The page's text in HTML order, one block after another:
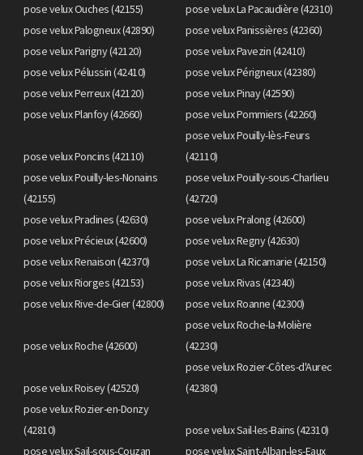
pose velux Ouches (42155)
pose velux La Pacaudière (42310)
pose velux Palogneux (42890)
pose velux Panissières (42360)
pose velux Parigny (42120)
pose velux Pavezin (42410)
pose velux Pélussin (42410)
pose velux Périgneux (42380)
pose velux Perreux (42120)
pose velux Pinay (42590)
pose velux Planfoy (42660)
pose velux Pommiers (42260)
pose velux Poncins (42110)
pose velux Pouilly-lès-Feurs
(42110)
pose velux Pouilly-les-Nonains
(42155)
pose velux Pouilly-sous-Charlieu
(42720)
pose velux Pradines (42630)
pose velux Pralong (42600)
pose velux Précieux (42600)
pose velux Regny (42630)
pose velux Renaison (42370)
pose velux La Ricamarie (42150)
pose velux Riorges (42153)
pose velux Rivas (42340)
pose velux Rive-de-Gier (42800)
pose velux Roanne (42300)
pose velux Roche (42600)
pose velux Roche-la-Molière
(42230)
pose velux Roisey (42520)
pose velux Rozier-Côtes-d'Aurec
(42380)
pose velux Rozier-en-Donzy
(42810)
pose velux Sail-les-Bains (42310)
pose velux Sail-sous-Couzan
pose velux Saint-Alban-les-Eaux